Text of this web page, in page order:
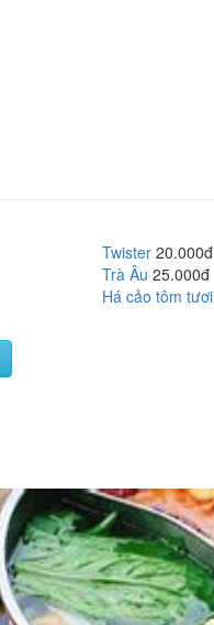
Twister 20.000đ
Trà Âu 25.000đ
Há cảo tôm tươi